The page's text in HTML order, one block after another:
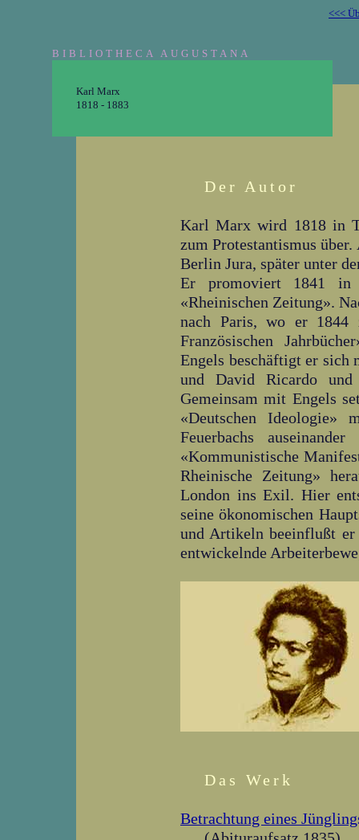
<<<
BIBLIOTHECA AUGUSTANA
Karl Marx
1818 - 1883
Der Autor
Karl Marx wird 1818 in
zum Protestantismus
Berlin Jura, später unter
Er promoviert 1841 in
«Rheinischen Zeitung».
nach Paris, wo er 1844
Französischen
Engels beschäftigt er sich
und David Ricardo und
Gemeinsam mit Engels
«Deutschen Ideologie»
Feuerbachs
«Kommunistische
Rheinische Zeitung»
London ins Exil. Hier
seine ökonomischen
und Artikeln beeinflußt er
entwickelnde
Das Werk
Betrachtung eines